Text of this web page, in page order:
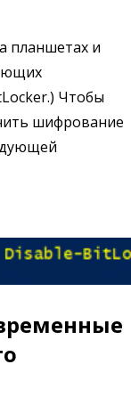
планшетах и
Чтобы
шифрование